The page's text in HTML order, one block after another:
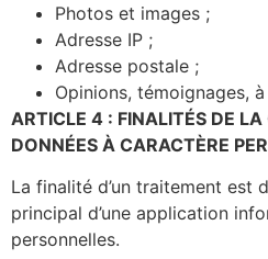
Photos et images ;
Adresse IP ;
Adresse postale ;
Opinions, témoignages,
ARTICLE 4 : FINALITÉS DE LA
DONNÉES À CARACTÈRE
La finalité d’un traitement est
principal d’une application
personnelles.